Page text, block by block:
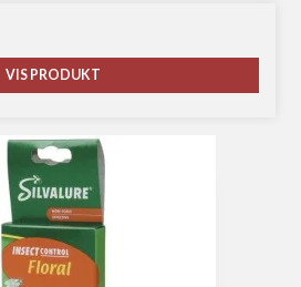
VIS PRODUKT